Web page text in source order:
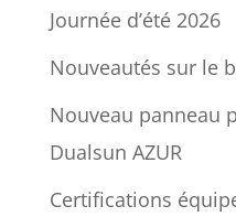
Journée d’été 2026
Nouveautés sur le
Nouveau panneau
Dualsun AZUR
Certifications